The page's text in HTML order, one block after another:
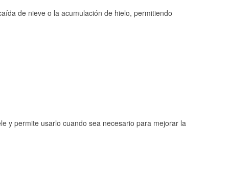
de nieve o la acumulación de hielo, permitiendo
y permite usarlo cuando sea necesario para mejorar la